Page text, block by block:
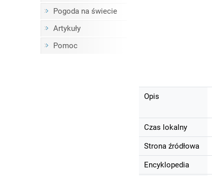
Pogoda na świecie
Artykuły
Pomoc
Opis
Czas lokalny
Strona źródłowa
Encyklopedia